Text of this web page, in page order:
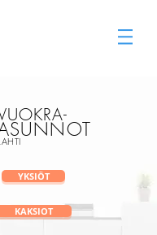
-
KAKSIOT
YKSIÖT